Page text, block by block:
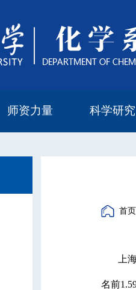
师资力量 科学研究
首页
上
名前